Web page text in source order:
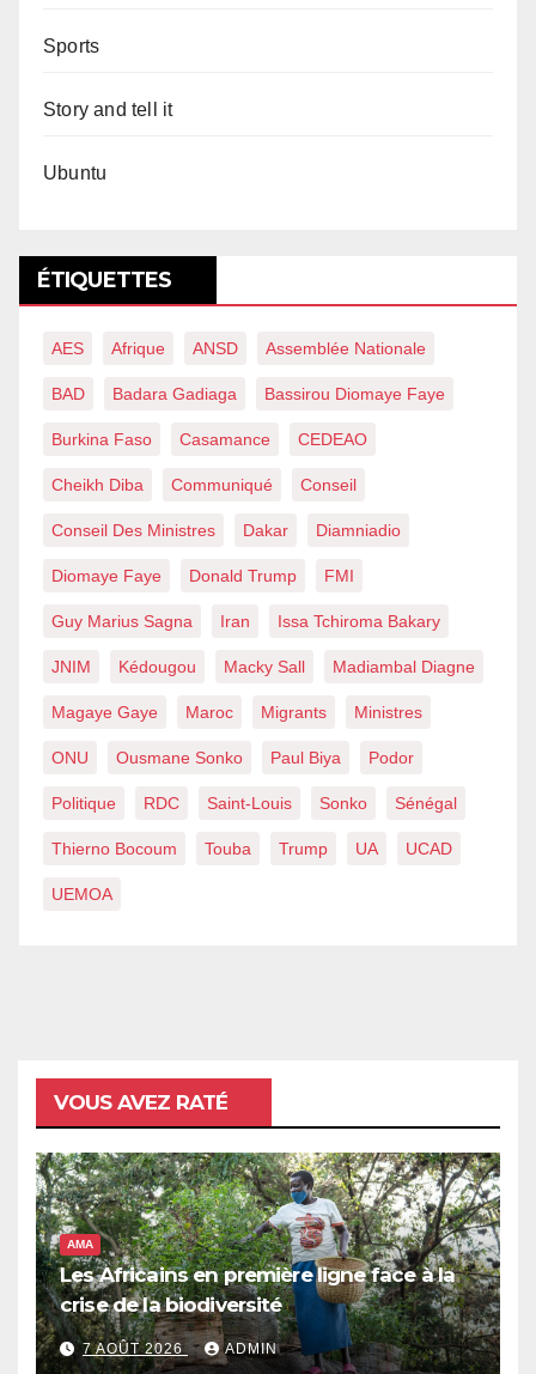
Sports
Story and tell it
Ubuntu
ÉTIQUETTES
AES Afrique ANSD Assemblée Nationale
BAD Badara Gadiaga Bassirou Diomaye Faye
Burkina Faso Casamance CEDEAO
Cheikh Diba Communiqué Conseil
Conseil Des Ministres Dakar Diamniadio
Diomaye Faye Donald Trump FMI
Guy Marius Sagna Iran Issa Tchiroma Bakary
JNIM Kédougou Macky Sall Madiambal Diagne
Magaye Gaye Maroc Migrants Ministres
ONU Ousmane Sonko Paul Biya Podor
Politique RDC Saint-Louis Sonko Sénégal
Thierno Bocoum Touba Trump UA UCAD
UEMOA
VOUS AVEZ RATÉ
AMA
Les Africains en première ligne face à la
crise de la biodiversité
7 AOÛT 2026 ADMIN